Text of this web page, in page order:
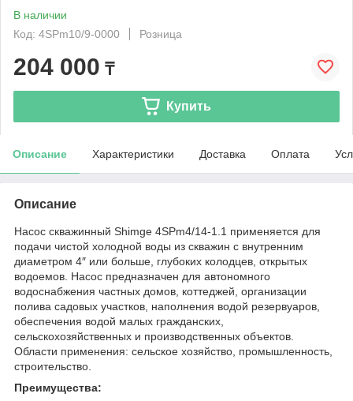
В наличии
Код: 4SPm10/9-0000
Розница
204 000 ₸
Купить
Описание Характеристики Доставка Оплата
Описание
Насос скважинный Shimge 4SPm4/14-1.1 применяется для
подачи чистой холодной воды из скважин с внутренним
диаметром 4″ или больше, глубоких колодцев, открытых
водоемов. Насос предназначен для автономного
водоснабжения частных домов, коттеджей, организации
полива садовых участков, наполнения водой резервуаров,
обеспечения водой малых гражданских,
сельскохозяйственных и производственных объектов.
Области применения: сельское хозяйство, промышленность,
строительство.
Преимущества: